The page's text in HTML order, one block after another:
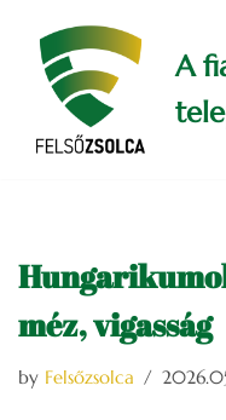
Skip
content
A
méz, vigasság
by Felsőzsolca